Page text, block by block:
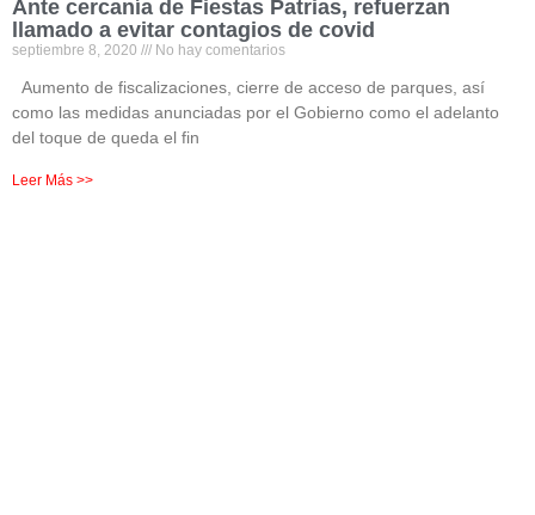
Ante cercanía de Fiestas Patrias, refuerzan
llamado a evitar contagios de covid
septiembre 8, 2020 No hay comentarios
Aumento de fiscalizaciones, cierre de acceso de parques, así
como las medidas anunciadas por el Gobierno como el adelanto
del toque de queda el fin
Leer Más >>